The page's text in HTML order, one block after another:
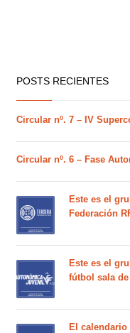
POSTS RECIENTES
Circular nº. 7 – IV
Circular nº. 6 – Fase
Este es el
Federación
Este es el
fútbol sala de
El calendario